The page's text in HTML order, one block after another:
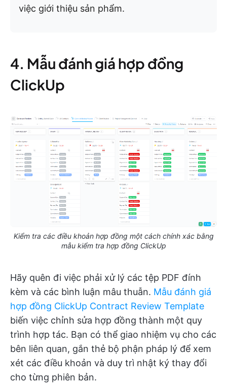
việc giới thiệu sản phẩm.
4. Mẫu đánh giá hợp đồng
ClickUp
Kiểm tra các điều khoản hợp đồng một cách chính xác bằng
mẫu kiểm tra hợp đồng ClickUp
Hãy quên đi việc phải xử lý các tệp PDF đính
kèm và các bình luận mâu thuẫn. Mẫu đánh giá
hợp đồng ClickUp Contract Review Template
biến việc chỉnh sửa hợp đồng thành một quy
trình hợp tác. Bạn có thể giao nhiệm vụ cho các
bên liên quan, gắn thẻ bộ phận pháp lý để xem
xét các điều khoản và duy trì nhật ký thay đổi
cho từng phiên bản.